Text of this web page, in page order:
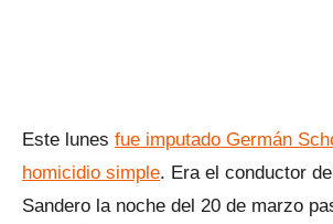
Este lunes fue imputado Germán
homicidio simple. Era el conductor
Sandero la noche del 20 de marzo